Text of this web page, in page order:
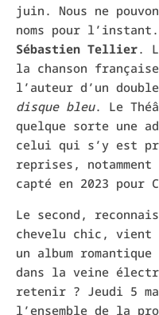
juin. Nous ne
noms pour l’instant.
Sébastien Tellier.
la chanson
l’auteur d’un
disque bleu. Le
quelque sorte une
celui qui s’y est
reprises, notamment
capté en 2023 pour
Le second,
chevelu chic,
un album
dans la veine
retenir ? Jeudi 5
l’ensemble de la